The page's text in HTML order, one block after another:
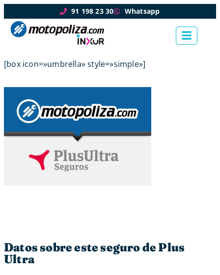
91 198 23 30 Whatsapp
[box icon=»umbrella» style=»simple»]
Datos sobre este seguro de Plus
Ultra